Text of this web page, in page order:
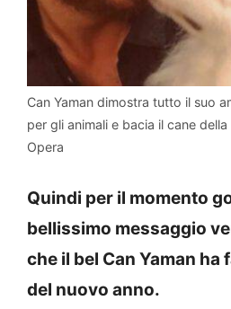
Can Yaman dimostra tutto il suo
per gli animali e bacia il cane della
Opera
Quindi per il momento
bellissimo messaggio
che il bel Can Yaman ha
del nuovo anno.